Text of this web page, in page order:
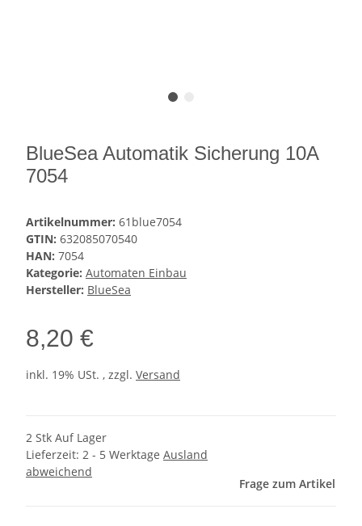
BlueSea Automatik Sicherung 10A
7054
Artikelnummer: 61blue7054
GTIN: 632085070540
HAN: 7054
Kategorie: Automaten Einbau
Hersteller: BlueSea
8,20 €
inkl. 19% USt. , zzgl. Versand
2 Stk Auf Lager
Lieferzeit: 2 - 5 Werktage Ausland
abweichend
Frage zum Artikel